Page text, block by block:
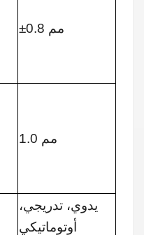
±0.8 مم
1.0 مم
يدوي، تدريجي،
أوتوماتيكي